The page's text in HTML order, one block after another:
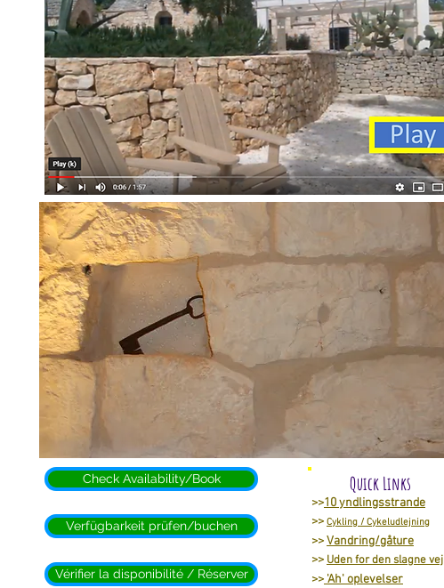
Check Availability/Book
Verfügbarkeit prüfen/buchen
Vérifier la disponibilité / Réserver
>>10 yndlingsstrande
>> Cykling / Cykeludlejning
>>Vandring/gåture
>> Uden for den slagne vej
>> 'Ah' oplevelser
Quick Links